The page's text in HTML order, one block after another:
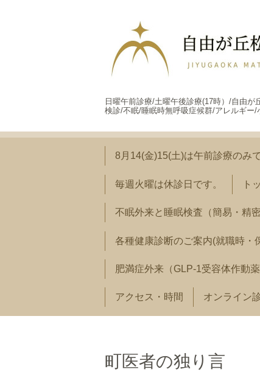
日曜午前診療/土曜午後診療(17時）/自由
検診/不眠/睡眠時無呼吸症候群/アレルギー
8月14(金)15(土)は午前診療のみで
毎週火曜は休診日です。 ト
不眠外来と睡眠検査（簡易・精
各種健康診断のご案内(就職時・
肥満症外来（GLP-1受容体作動
アクセス・時間 オンライン
町医者の独り言